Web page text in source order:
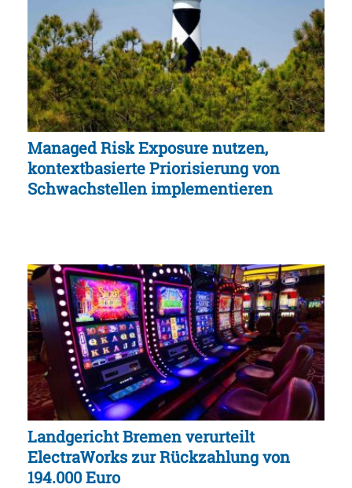
Managed Risk Exposure nutzen,
kontextbasierte Priorisierung von
Schwachstellen implementieren
Landgericht Bremen verurteilt
ElectraWorks zur Rückzahlung von
194.000 Euro